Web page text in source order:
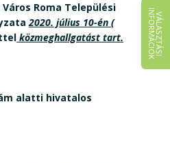
V
Á
L
A
S
Z
T
Á
S
I
IN
F
O
R
M
Á
C
I
Ó
K
Roma Települési
2020. július 10-én (
közmeghallgatást tart.
alatti hivatalos